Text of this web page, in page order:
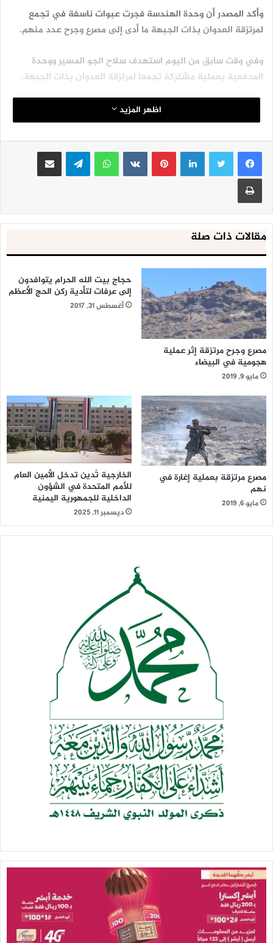
وأكد المصدر أن وحدة الهندسة فجرت عبوات ناسفة في تجمع
لمرتزقة العدوان بذات الجبهة ما أدى إلى مصرع وجرح عدد منهم.
وفي وقت سابق من اليوم استهدف سلاح الجو المسير ووحدة
المدفعية بعملية مشتركة تجمعا لمرتزقة العدوان بذات الجبهة.
اظهر المزيد
لينكدإنبينتيريست واتساب تيلقرام مشاركة عبر البريد
طباعة
مقالات ذات صلة
مصرع وجرح مرتزقة إثر عملية
هجومية في البيضاء
مايو 9, 2019
حجاج بيت الله الحرام يتوافدون
إلى عرفات لتأدية ركن الحج الأعظم
أغسطس 31, 2017
مصرع مرتزقة بعملية إغارة في
نهم
مايو 6, 2019
الخارجية تُدين تدخل الأمين العام
للأمم المتحدة في الشؤون
الداخلية للجمهورية اليمنية
ديسمبر 11, 2025